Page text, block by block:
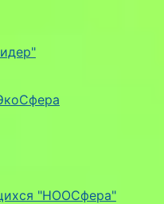
"НООСфера"